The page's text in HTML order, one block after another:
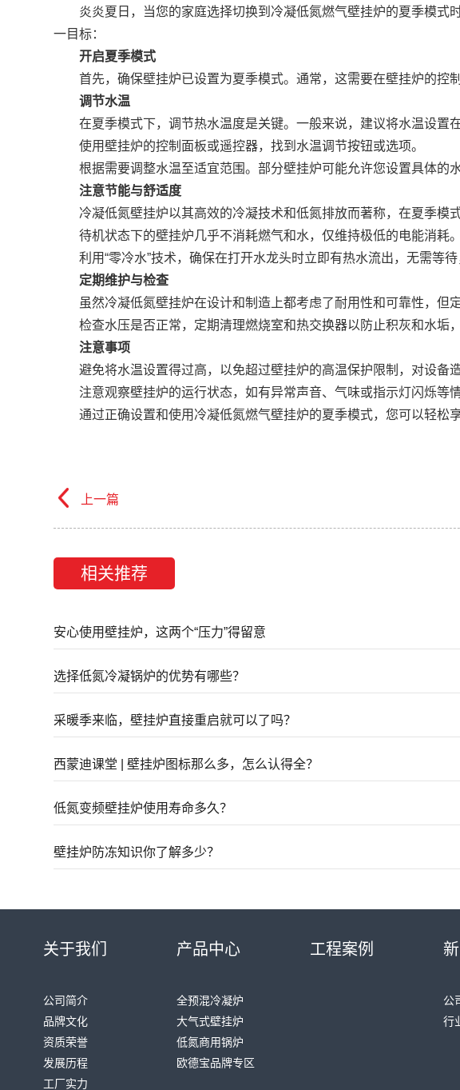
炎炎夏日，当您的家庭选择切换到冷凝低氮燃气壁挂炉的夏季模式
一目标：
开启夏季模式
首先，确保壁挂炉已设置为夏季模式。通常，这需要在壁挂炉的控
调节水温
在夏季模式下，调节热水温度是关键。一般来说，建议将水温设置在
使用壁挂炉的控制面板或遥控器，找到水温调节按钮或选项。
根据需要调整水温至适宜范围。部分壁挂炉可能允许您设置具体的
注意节能与舒适度
冷凝低氮壁挂炉以其高效的冷凝技术和低氮排放而著称，在夏季模
待机状态下的壁挂炉几乎不消耗燃气和水，仅维持极低的电能消耗
利用“零冷水”技术，确保在打开水龙头时立即有热水流出，无需等待
定期维护与检查
虽然冷凝低氮壁挂炉在设计和制造上都考虑了耐用性和可靠性，但定
检查水压是否正常，定期清理燃烧室和热交换器以防止积灰和水垢
注意事项
避免将水温设置得过高，以免超过壁挂炉的高温保护限制，对设备造
注意观察壁挂炉的运行状态，如有异常声音、气味或指示灯闪烁等情
通过正确设置和使用冷凝低氮燃气壁挂炉的夏季模式，您可以轻松享
上一篇
相关推荐
安心使用壁挂炉，这两个“压力”得留意
选择低氮冷凝锅炉的优势有哪些？
采暖季来临，壁挂炉直接重启就可以了吗？
西蒙迪课堂 | 壁挂炉图标那么多，怎么认得全？
低氮变频壁挂炉使用寿命多久？
壁挂炉防冻知识你了解多少？
关于我们
公司简介
品牌文化
资质荣誉
发展历程
工厂实力
产品中心
全预混冷凝炉
大气式壁挂炉
低氮商用锅炉
欧德宝品牌专区
工程案例
公
行